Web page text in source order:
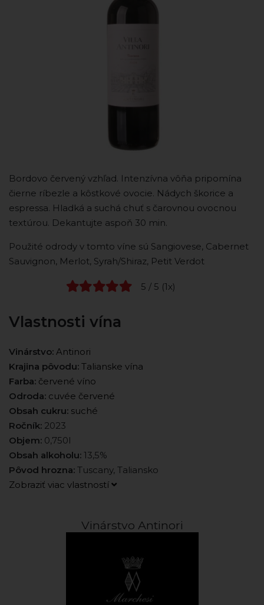
Bordovo červený vzhľad. Intenzívna vôňa pripomína
čierne ríbezle a kôstkové ovocie. Nádych škorice a
espressa. Hladká a suchá chuť s čarovnou ovocnou
textúrou. Dekantujte aspoň 30 min.
Použité odrody v tomto víne sú Sangiovese, Cabernet
Sauvignon, Merlot, Syrah/Shiraz, Petit Verdot
5 / 5 (1x)
Vlastnosti vína
Vinárstvo: Antinori
Krajina pôvodu: Talianske vína
Farba: červené víno
Odroda: cuvée červené
Obsah cukru: suché
Ročník: 2023
Objem: 0,750l
Obsah alkoholu: 13,5%
Pôvod hrozna: Tuscany, Taliansko
Zobraziť viac vlastností
Vinárstvo Antinori